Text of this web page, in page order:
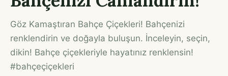
Göz Kamaştıran Bahçe Çiçekleri! Bahçenizi
renklendirin ve doğayla buluşun. İnceleyin, seçin,
dikin! Bahçe çiçekleriyle hayatınız renklensin!
#bahçeçiçekleri